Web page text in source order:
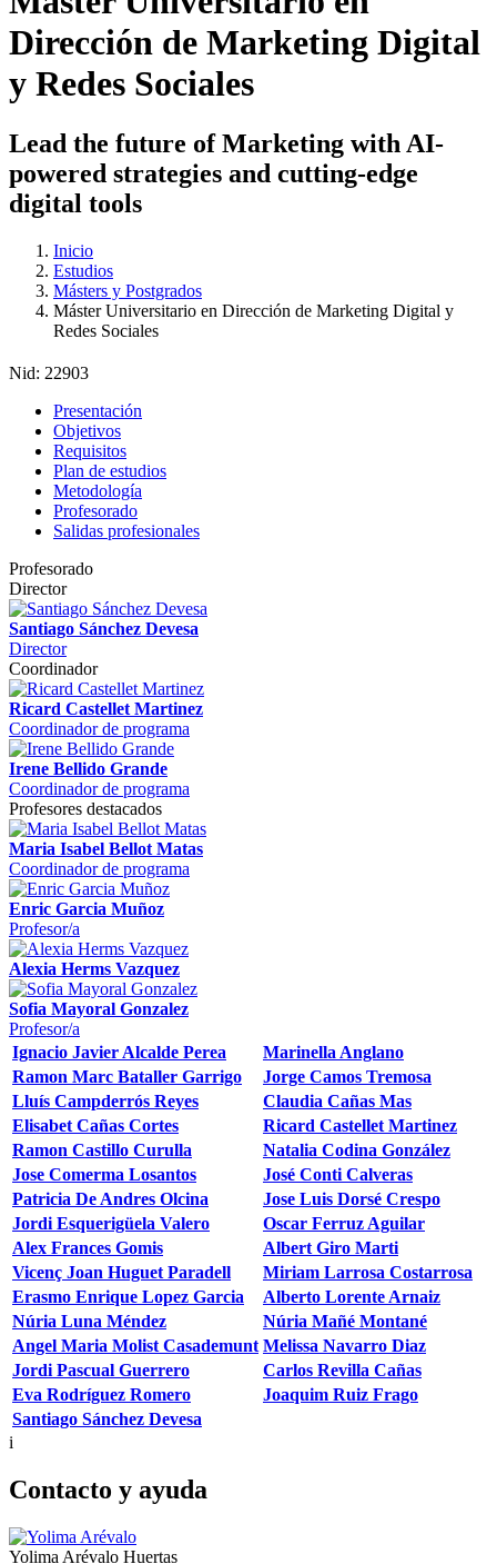
Dirección de Marketing Digital
y Redes Sociales
Lead the future of Marketing with AI-
powered strategies and cutting-edge
digital tools
Inicio
Estudios
Másters y Postgrados
Máster Universitario en Dirección de Marketing Digital y
Redes Sociales
Nid: 22903
Presentación
Objetivos
Requisitos
Plan de estudios
Metodología
Profesorado
Salidas profesionales
Profesorado
Director
Santiago Sánchez Devesa
Director
Coordinador
Ricard Castellet Martinez
Coordinador de programa
Irene Bellido Grande
Coordinador de programa
Profesores destacados
Maria Isabel Bellot Matas
Coordinador de programa
Enric Garcia Muñoz
Profesor/a
Alexia Herms Vazquez
Sofia Mayoral Gonzalez
Profesor/a
Ignacio Javier Alcalde Perea
Marinella Anglano
Ramon Marc Bataller Garrigo
Jorge Camos Tremosa
Lluís Campderrós Reyes
Claudia Cañas Mas
Elisabet Cañas Cortes
Ricard Castellet Martinez
Ramon Castillo Curulla
Natalia Codina González
Jose Comerma Losantos
José Conti Calveras
Patricia De Andres Olcina
Jose Luis Dorsé Crespo
Jordi Esquerigüela Valero
Oscar Ferruz Aguilar
Alex Frances Gomis
Albert Giro Marti
Vicenç Joan Huguet Paradell
Miriam Larrosa Costarrosa
Erasmo Enrique Lopez Garcia
Alberto Lorente Arnaiz
Núria Luna Méndez
Núria Mañé Montané
Angel Maria Molist Casademunt Melissa Navarro Diaz
Jordi Pascual Guerrero
Carlos Revilla Cañas
Eva Rodríguez Romero
Joaquim Ruiz Frago
Santiago Sánchez Devesa
i
Contacto y ayuda
Yolima Arévalo Huertas